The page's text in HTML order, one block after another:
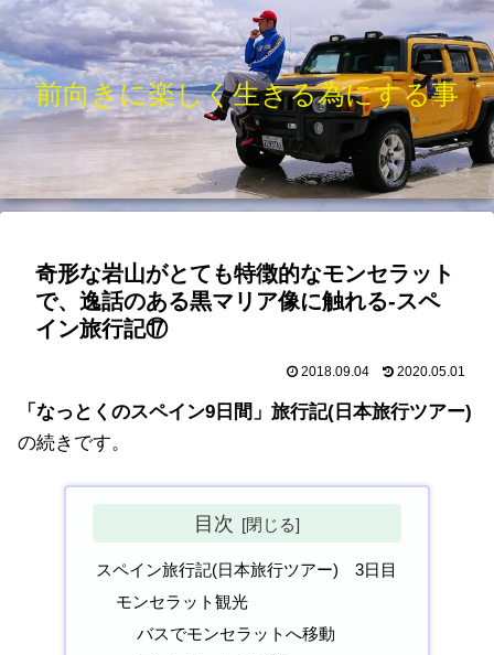
前向きに楽しく生きる為にする事
奇形な岩山がとても特徴的なモンセラット
で、逸話のある黒マリア像に触れる-スペ
イン旅行記⑰
2018.09.04 2020.05.01
「なっとくのスペイン9日間」旅行記(日本旅行ツアー)
の続きです。
目次
スペイン旅行記(日本旅行ツアー) 3日目
モンセラット観光
バスでモンセラットへ移動